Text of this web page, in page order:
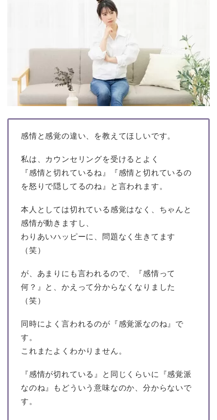
感情と感覚の違い、を教えてほしいです。
私は、カウンセリングを受けるとよく
『感情と切れているね』『感情と切れているの
を怒りで隠してるのね』と言われます。
本人としては切れている感覚はなく、ちゃんと
感情が動きますし、
わりあいハッピーに、問題なく生きてます
（笑）
が、あまりにも言われるので、『感情って
何？』と、かえって分からなくなりました
（笑）
同時によく言われるのが『感覚派なのね』で
す。
これまたよくわかりません。
『感情が切れている』と同じくらいに『感覚派
なのね』もどういう意味なのか、分からないで
す。